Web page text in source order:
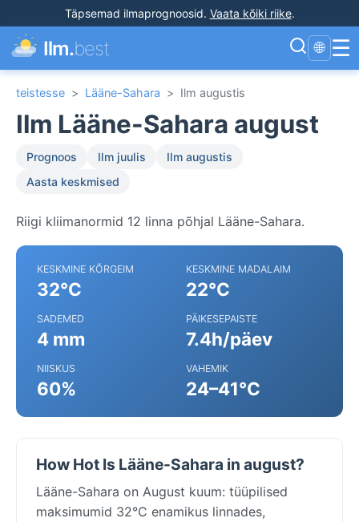
Täpsemad ilmaprognoosid. Vaata kõiki riike.
Ilm.best 🌐 ☰
teistesse > Lääne-Sahara > Ilm augustis
Ilm Lääne-Sahara august
Prognoos Ilm juulis
Ilm augustis
Aasta keskmised
Riigi kliimanormid 12 linna põhjal Lääne-Sahara.
KESKMINE KÕRGEIM
32°C
KESKMINE MADALAIM
22°C
SADEMED
4 mm
PÄIKESEPAISTE
7.4h/päev
NIISKUS
60%
VAHEMIK
24–41°C
How Hot Is Lääne-Sahara in august?
Lääne-Sahara on August kuum: tüüpilised
maksimumid 32°C enamikus linnades,